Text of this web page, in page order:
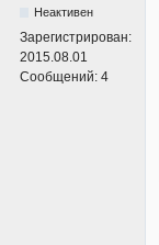
Неактивен
Зарегистрирован:
2015.08.01
Сообщений: 4